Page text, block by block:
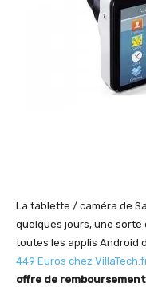
La tablette / caméra de
quelques jours, une sorte
toutes les applis Android
449 Euros chez
offre de remboursement